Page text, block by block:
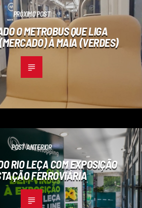
PRÓXIMO POST
O METROBUS QUE LIGA
À MAIA (VERDES)
POST ANTERIOR
RIO LEÇA COM EXPOSIÇÃO
FERROVIÁRIA